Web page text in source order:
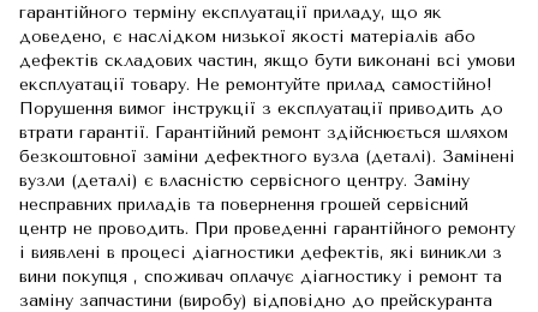
гарантійного терміну експлуатації приладу, що як
доведено, є наслідком низької якості матеріалів або
дефектів складових частин, якщо бути виконані всі умови
експлуатації товару. Не ремонтуйте прилад самостійно!
Порушення вимог інструкції з експлуатації приводить до
втрати гарантії. Гарантійний ремонт здійснюється шляхом
безкоштовної заміни дефектного вузла (деталі). Замінені
вузли (деталі) є власністю сервісного центру. Заміну
несправних приладів та повернення грошей сервісний
центр не проводить. При проведенні гарантійного ремонту
і виявлені в процесі діагностики дефектів, які виникли з
вини покупця , споживач оплачує діагностику і ремонт та
заміну запчастини (виробу) відповідно до прейскуранта